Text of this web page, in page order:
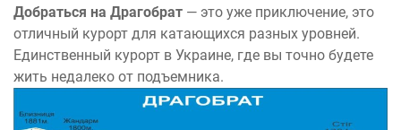
Добраться на Драгобрат — это уже приключение, это
отличный курорт для катающихся разных уровней.
Единственный курорт в Украине, где вы точно будете
жить недалеко от подъемника.